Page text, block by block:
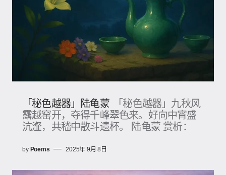
「秘色越器」陆龟蒙
「秘色越器」九秋风
露越窑开，夺得千峰翠色来。好向中宵盛
沆瀣，共嵇中散斗遗杯。 陆龟蒙 赏析：
by Poems 2025年 9月 8日